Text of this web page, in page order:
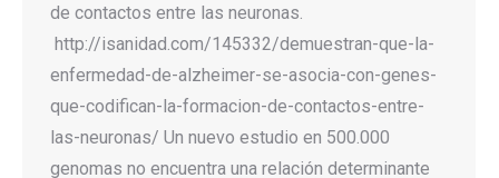
de contactos entre las neuronas.
http://isanidad.com/145332/demuestran-que-la-
enfermedad-de-alzheimer-se-asocia-con-genes-
que-codifican-la-formacion-de-contactos-entre-
las-neuronas/ Un nuevo estudio en 500.000
genomas no encuentra una relación determinante